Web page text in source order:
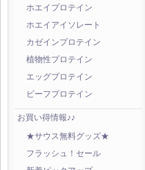
ホエイプロテイン
ホエイアイソレート
カゼインプロテイン
植物性プロテイン
エッグプロテイン
ビーフプロテイン
お買い得情報♪♪
★サウス無料グッズ★
フラッシュ！セール